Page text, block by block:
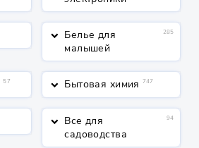
keyboard_arrow_down Белье для
малышей
285
57 keyboard_arrow_down Бытовая химия 747
keyboard_arrow_down Все для
садоводства
94